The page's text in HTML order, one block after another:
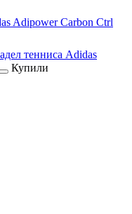
Adipower Carbon Ctrl
тенниса Adidas
Купили